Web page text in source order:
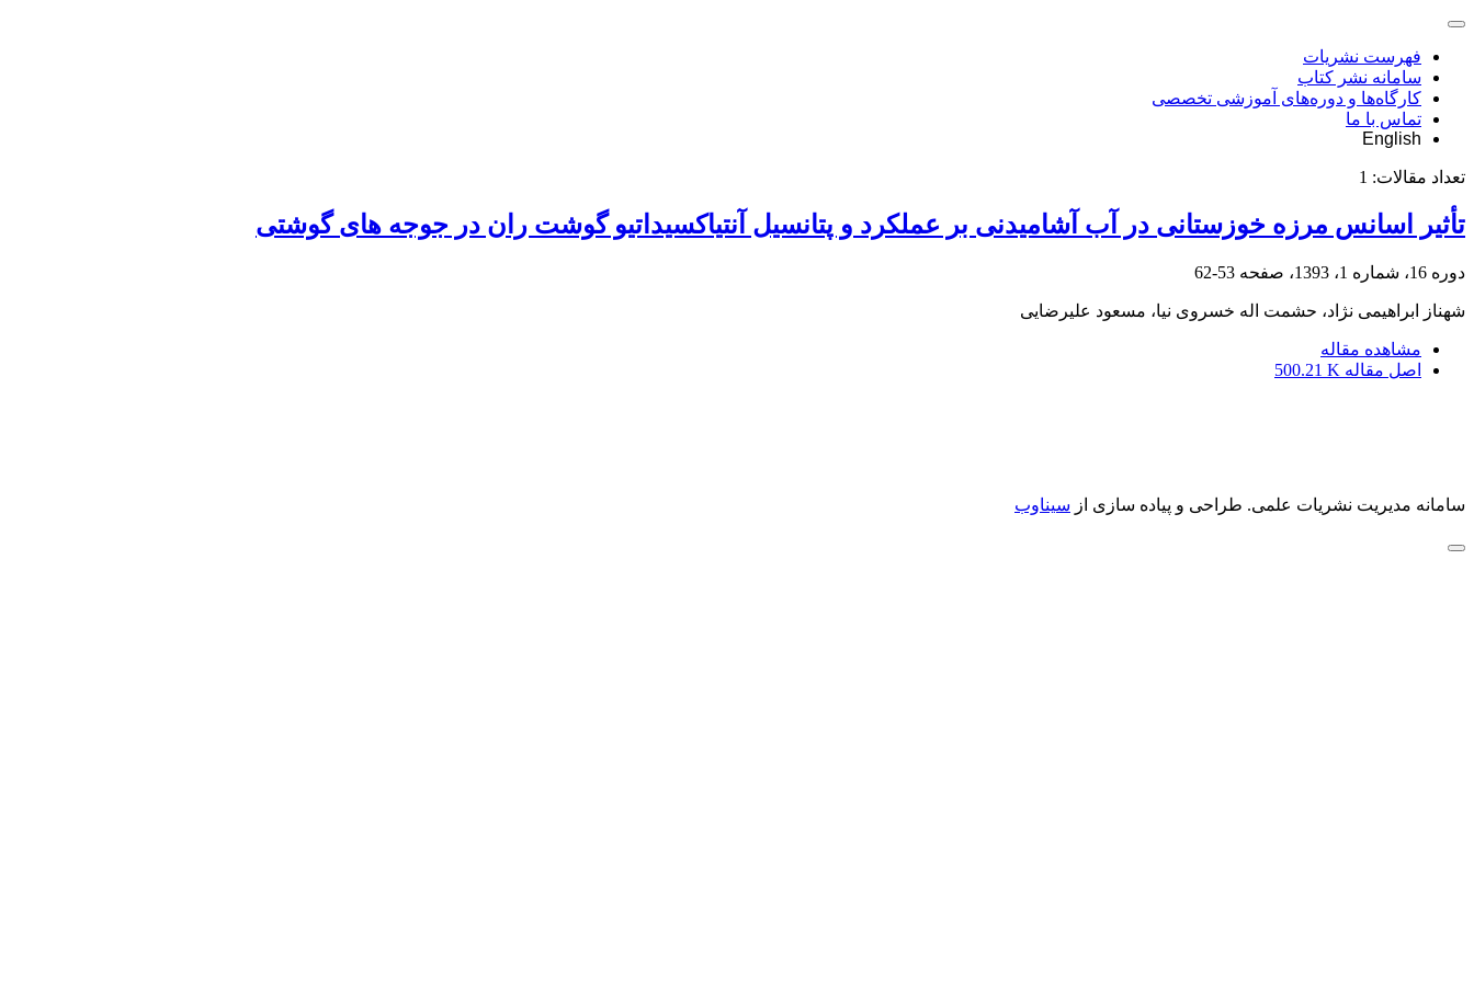
فهرست نشریات
سامانه نشر کتاب
کارگاه‌ها و دوره‌های آموزشی تخصصی
تماس با ما
English
تعداد مقالات: 1
تأثیر اسانس مرزه خوزستانی در آب آشامیدنی بر عملکرد و پتانسیل آنتی‏اکسیداتیو گوشت ران در جوجه‏ های گوشتی
دوره 16، شماره 1، 1393، صفحه 53-62
شهناز ابراهیمی نژاد، حشمت اله خسروی نیا، مسعود علیرضایی
مشاهده مقاله
اصل مقاله 500.21 K
سامانه مدیریت نشریات علمی. طراحی و پیاده سازی از سیناوب